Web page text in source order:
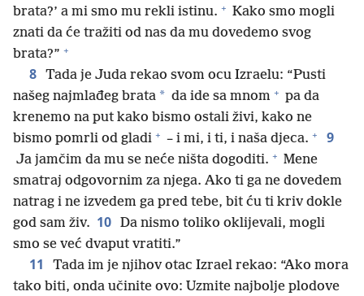
brata?’ a mi smo mu rekli istinu. + Kako smo mogli
znati da će tražiti od nas da mu dovedemo svog
brata?” +
8 Tada je Juda rekao svom ocu Izraelu: “Pusti
našeg najmlađeg brata * da ide sa mnom + pa da
krenemo na put kako bismo ostali živi, kako ne
bismo pomrli od gladi + – i mi, i ti, i naša djeca. + 9
Ja jamčim da mu se neće ništa dogoditi. + Mene
smatraj odgovornim za njega. Ako ti ga ne dovedem
natrag i ne izvedem ga pred tebe, bit ću ti kriv dokle
god sam živ. 10 Da nismo toliko oklijevali, mogli
smo se već dvaput vratiti.”
11
Tada im je njihov otac Izrael rekao: “Ako mora
tako biti, onda učinite ovo: Uzmite najbolje plodove